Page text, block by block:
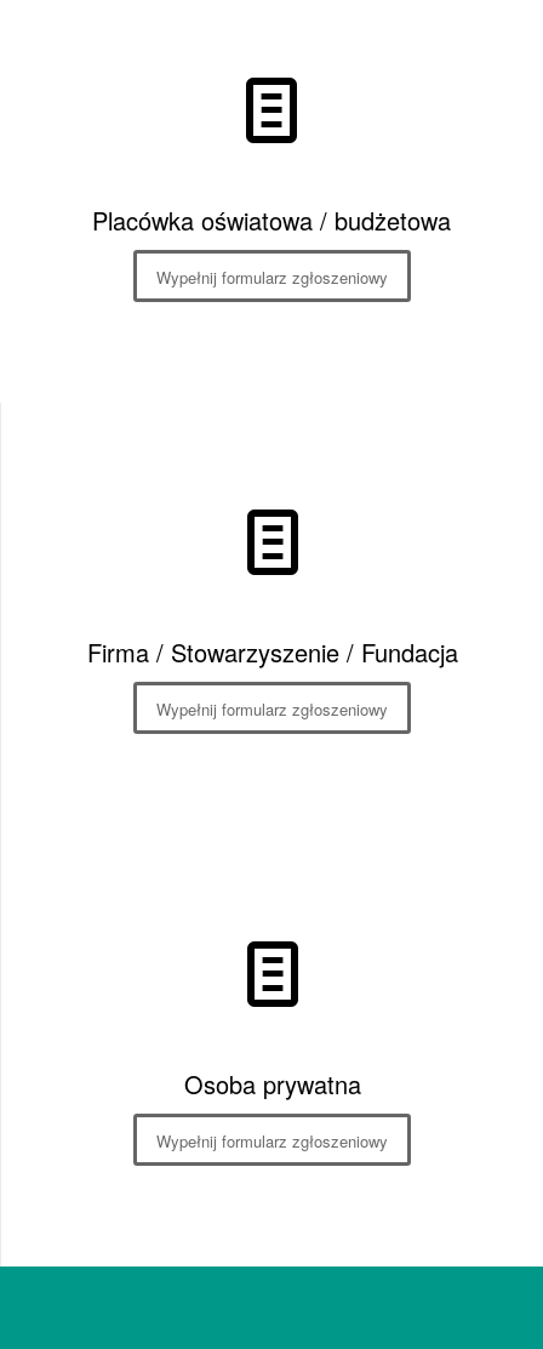
Placówka oświatowa / budżetowa
Wypełnij formularz zgłoszeniowy
Firma / Stowarzyszenie / Fundacja
Wypełnij formularz zgłoszeniowy
Osoba prywatna
Wypełnij formularz zgłoszeniowy